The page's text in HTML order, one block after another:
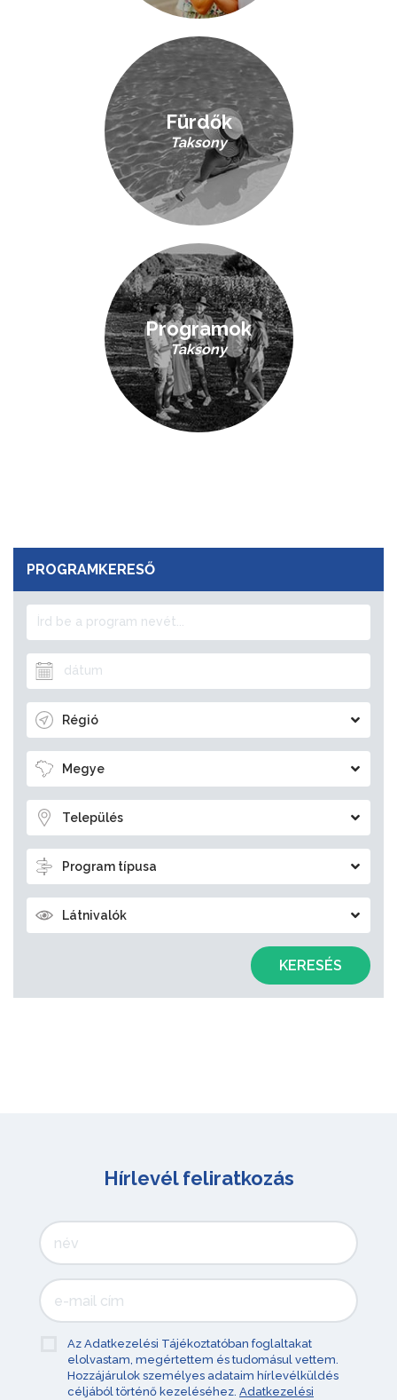
Fürdők
Taksony
Programok
Taksony
PROGRAMKERESŐ
Régió
Megye
Település
Program típusa
Látnivalók
KERESÉS
Hírlevél feliratkozás
Az Adatkezelési Tájékoztatóban foglaltakat
elolvastam, megértettem és tudomásul vettem.
Hozzájárulok személyes adataim hírlevélküldés
céljából történő kezeléséhez. Adatkezelési